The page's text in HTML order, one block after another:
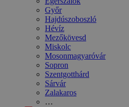
Győr
Hajdúszoboszló
Hévíz
Mezőkövesd
Miskolc
Mosonmagyaróvár
Sopron
Szentgotthárd
Sárvár
Zalakaros
…